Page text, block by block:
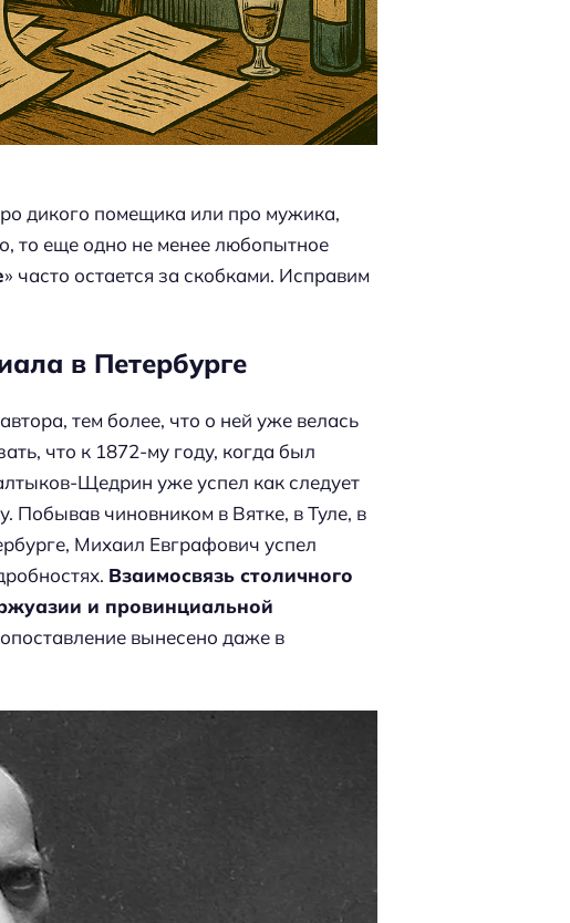
дикого помещика или про мужика,
то еще одно не менее любопытное
» часто остается за скобками. Исправим
в Петербурге
тем более, что о ней уже велась
что к 1872-му году, когда был
Щедрин уже успел как следует
Побывав чиновником в Вятке, в Туле, в
Михаил Евграфович успел
Взаимосвязь столичного
и провинциальной
вынесено даже в